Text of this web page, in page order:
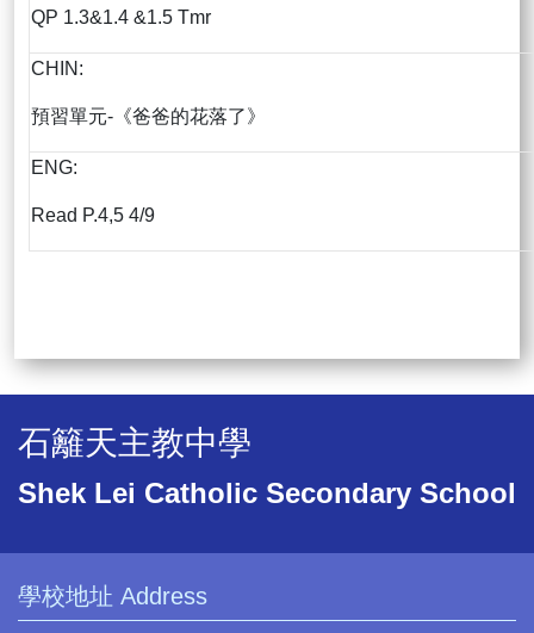
QP 1.3&1.4 &1.5 Tmr
CHIN:
預習單元-《爸爸的花落了》
ENG:
Read P.4,5 4/9
石籬天主教中學
Shek Lei Catholic Secondary School
學校地址 Address